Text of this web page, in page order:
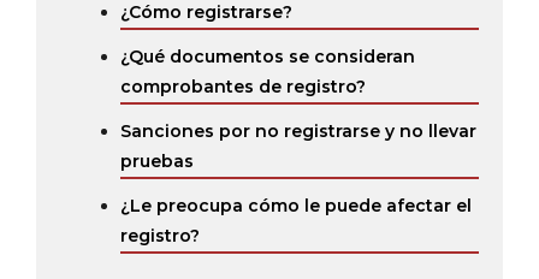
¿Cómo registrarse?
¿Qué documentos se consideran
comprobantes de registro?
Sanciones por no registrarse y no llevar
pruebas
¿Le preocupa cómo le puede afectar el
registro?